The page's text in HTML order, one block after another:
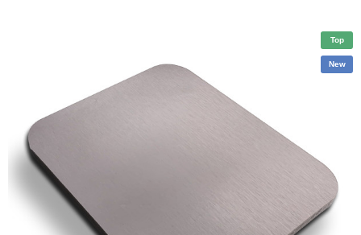
Top
New